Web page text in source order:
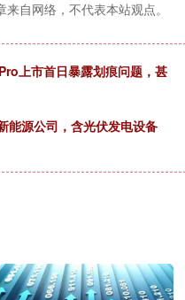
自网络，不代表本站观点。
上市首日暴露划痕问题，甚
能源公司，含光伏发电设备